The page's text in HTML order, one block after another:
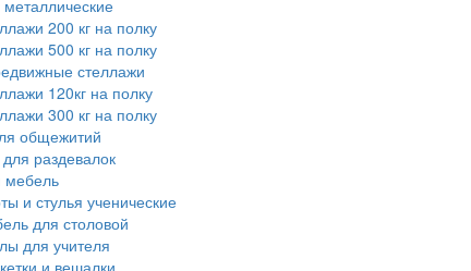
200 кг на полку
500 кг на полку
стеллажи
120кг на полку
300 кг на полку
общежитий
раздевалок
мебель
и стулья ученические
для столовой
для учителя
и вешалки